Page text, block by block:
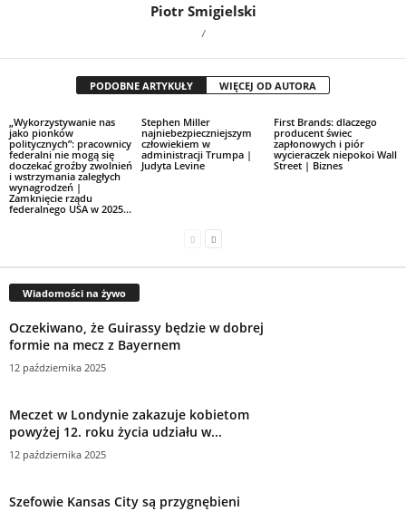
Piotr Smigielski
/
PODOBNE ARTYKUŁY WIĘCEJ OD AUTORA
„Wykorzystywanie nas
jako pionków
politycznych”: pracownicy
federalni nie mogą się
doczekać groźby zwolnień
i wstrzymania zaległych
wynagrodzeń |
Zamknięcie rządu
federalnego USA w 2025...
Stephen Miller
najniebezpieczniejszym
człowiekiem w
administracji Trumpa |
Judyta Levine
First Brands: dlaczego
producent świec
zapłonowych i piór
wycieraczek niepokoi Wall
Street | Biznes
Wiadomości na żywo
Oczekiwano, że Guirassy będzie w dobrej
formie na mecz z Bayernem
12 października 2025
Meczet w Londynie zakazuje kobietom
powyżej 12. roku życia udziału w...
12 października 2025
Szefowie Kansas City są przygnębieni